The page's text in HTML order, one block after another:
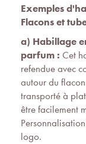
Exemples
Flacons et
a) Habillage
parfum : Cet
refendue avec
autour du
transporté à
être facilement
logo.